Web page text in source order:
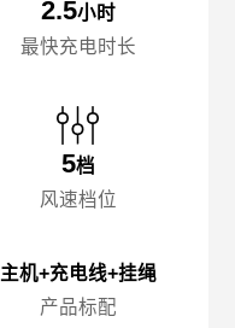
2.5小时
最快充电时长
5档
风速档位
主机+充电线+挂绳
产品标配